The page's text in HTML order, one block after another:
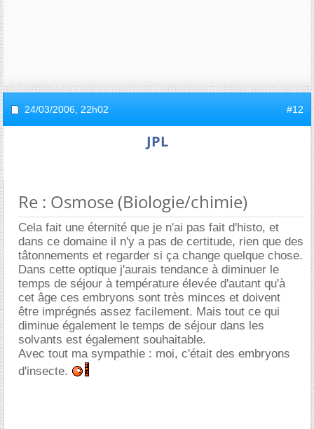
24/03/2006, 22h02 #12
JPL
Re : Osmose (Biologie/chimie)
Cela fait une éternité que je n'ai pas fait d'histo, et
dans ce domaine il n'y a pas de certitude, rien que des
tâtonnements et regarder si ça change quelque chose.
Dans cette optique j'aurais tendance à diminuer le
temps de séjour à température élevée d'autant qu'à
cet âge ces embryons sont très minces et doivent
être imprégnés assez facilement. Mais tout ce qui
diminue également le temps de séjour dans les
solvants est également souhaitable.
Avec tout ma sympathie : moi, c'était des embryons
d'insecte.